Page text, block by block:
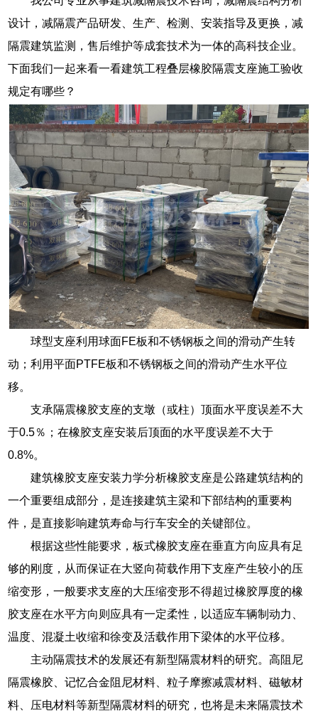
设计，减隔震产品研发、生产、检测、安装指导及更换，减
隔震建筑监测，售后维护等成套技术为一体的高科技企业。
下面我们一起来看一看建筑工程叠层橡胶隔震支座施工验收
规定有哪些？
球型支座利用球面FE板和不锈钢板之间的滑动产生转
动；利用平面PTFE板和不锈钢板之间的滑动产生水平位
移。
支承隔震橡胶支座的支墩（或柱）顶面水平度误差不大
于0.5％；在橡胶支座安装后顶面的水平度误差不大于
0.8%。
建筑橡胶支座安装力学分析橡胶支座是公路建筑结构的
一个重要组成部分，是连接建筑主梁和下部结构的重要构
件，是直接影响建筑寿命与行车安全的关键部位。
根据这些性能要求，板式橡胶支座在垂直方向应具有足
够的刚度，从而保证在大竖向荷载作用下支座产生较小的压
缩变形，一般要求支座的大压缩变形不得超过橡胶厚度的橡
胶支座在水平方向则应具有一定柔性，以适应车辆制动力、
温度、混凝土收缩和徐变及活载作用下梁体的水平位移。
主动隔震技术的发展还有新型隔震材料的研究。高阻尼
隔震橡胶、记忆合金阻尼材料、粒子摩擦减震材料、磁敏材
料、压电材料等新型隔震材料的研究，也将是未来隔震技术